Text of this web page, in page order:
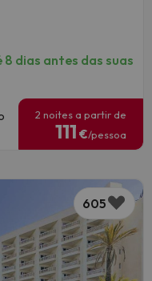
8 dias antes das suas
2 noites a partir de
111 €/pessoa
605